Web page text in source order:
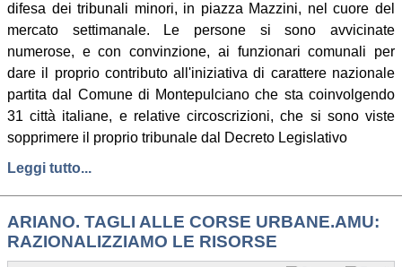
difesa dei tribunali minori, in piazza Mazzini, nel cuore del
mercato settimanale. Le persone si sono avvicinate
numerose, e con convinzione, ai funzionari comunali per
dare il proprio contributo all'iniziativa di carattere nazionale
partita dal Comune di Montepulciano che sta coinvolgendo
31 città italiane, e relative circoscrizioni, che si sono viste
sopprimere il proprio tribunale dal Decreto Legislativo
Leggi tutto...
ARIANO. TAGLI ALLE CORSE URBANE.AMU:
RAZIONALIZZIAMO LE RISORSE